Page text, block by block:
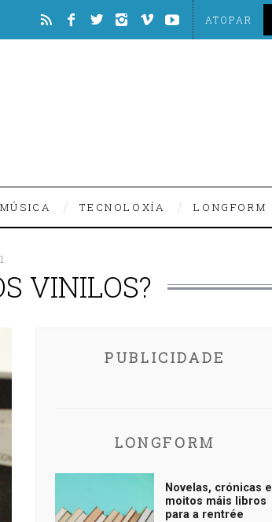
MÚSICA TECNOLOXÍA LONGFORM
VINILOS?
PUBLICIDADE
LONGFORM
Novelas, crónicas e
moitos máis libros
para a rentrée